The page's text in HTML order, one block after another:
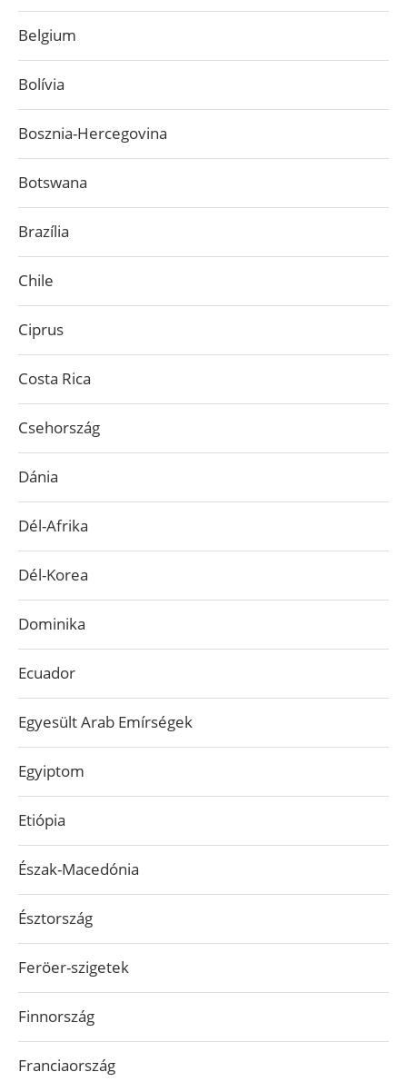
Belgium
Bolívia
Bosznia-Hercegovina
Botswana
Brazília
Chile
Ciprus
Costa Rica
Csehország
Dánia
Dél-Afrika
Dél-Korea
Dominika
Ecuador
Egyesült Arab Emírségek
Egyiptom
Etiópia
Észak-Macedónia
Észtország
Feröer-szigetek
Finnország
Franciaország